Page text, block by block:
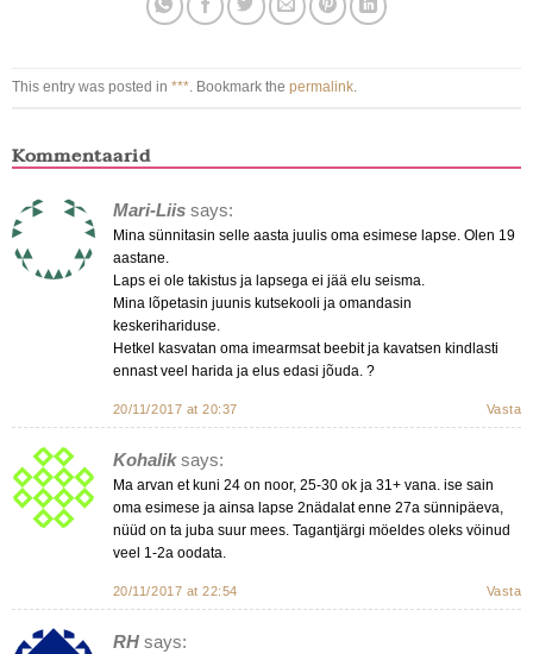
This entry was posted in ***. Bookmark the permalink.
Kommentaarid
Mari-Liis says:
Mina sünnitasin selle aasta juulis oma esimese lapse. Olen 19
aastane.
Laps ei ole takistus ja lapsega ei jää elu seisma.
Mina lõpetasin juunis kutsekooli ja omandasin
keskerihariduse.
Hetkel kasvatan oma imearmsat beebit ja kavatsen kindlasti
ennast veel harida ja elus edasi jõuda. ?
20/11/2017 at 20:37 Vasta
Kohalik says:
Ma arvan et kuni 24 on noor, 25-30 ok ja 31+ vana. ise sain
oma esimese ja ainsa lapse 2nädalat enne 27a sünnipäeva,
nüüd on ta juba suur mees. Tagantjärgi möeldes oleks vöinud
veel 1-2a oodata.
20/11/2017 at 22:54 Vasta
RH says: